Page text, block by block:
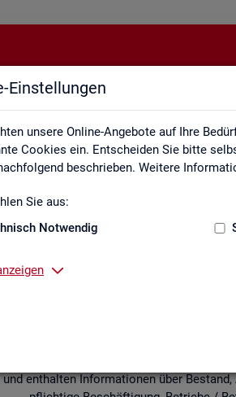
Einstellungen
unsere Online-Angebote auf Ihre
Cookies ein. Entscheiden Sie bitte
beschrieben. Weitere
Sie aus:
Notwendig
Län­der,
ent­hal­ten In­for­ma­tio­nen über